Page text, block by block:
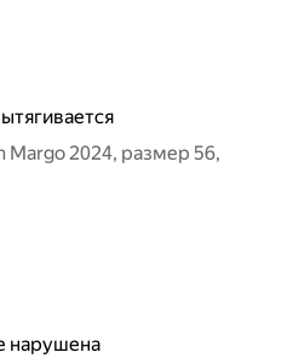
Margo 2024, размер 56,
нарушена